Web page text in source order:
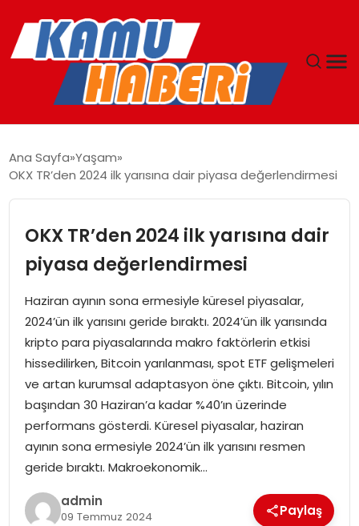
GÜNCEL
MAGAZIN
EKONOMI
SPOR
TEKNOLOJI
EĞITIM
GENEL
Ana Sayfa Yaşam
OKX TR’den 2024 ilk yarısına dair piyasa değerlendirmesi
OKX TR’den 2024 ilk yarısına dair
piyasa değerlendirmesi
Haziran ayının sona ermesiyle küresel piyasalar,
2024’ün ilk yarısını geride bıraktı. 2024’ün ilk yarısında
kripto para piyasalarında makro faktörlerin etkisi
hissedilirken, Bitcoin yarılanması, spot ETF gelişmeleri
ve artan kurumsal adaptasyon öne çıktı. Bitcoin, yılın
başından 30 Haziran’a kadar %40’ın üzerinde
performans gösterdi. Küresel piyasalar, haziran
ayının sona ermesiyle 2024’ün ilk yarısını resmen
geride bıraktı. Makroekonomik…
admin
09 Temmuz 2024 Paylaş